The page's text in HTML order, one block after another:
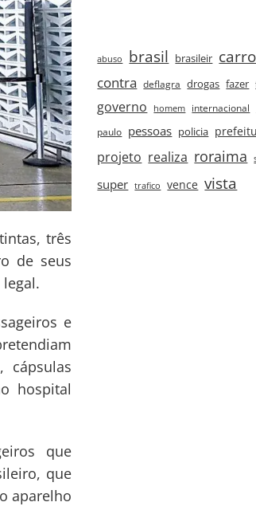
três
de seus
e
cápsulas
hospital
que
que
aparelho
abuso brasil brasileir
contra deflagra drogas fazer
governo homem internacional
paulo pessoas policia
projeto realiza roraima
super trafico vence vista